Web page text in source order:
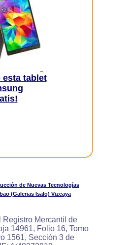
esta tablet
de Nuevas Tecnologías
(Galerias Isalo) Vizcaya
Registro Mercantil de
14961, Folio 16, Tomo
1561, Sección 3 de